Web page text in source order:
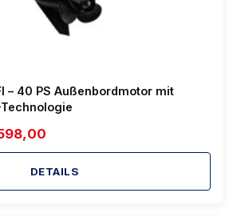
– 40 PS Außenbordmotor mit
DETAILS